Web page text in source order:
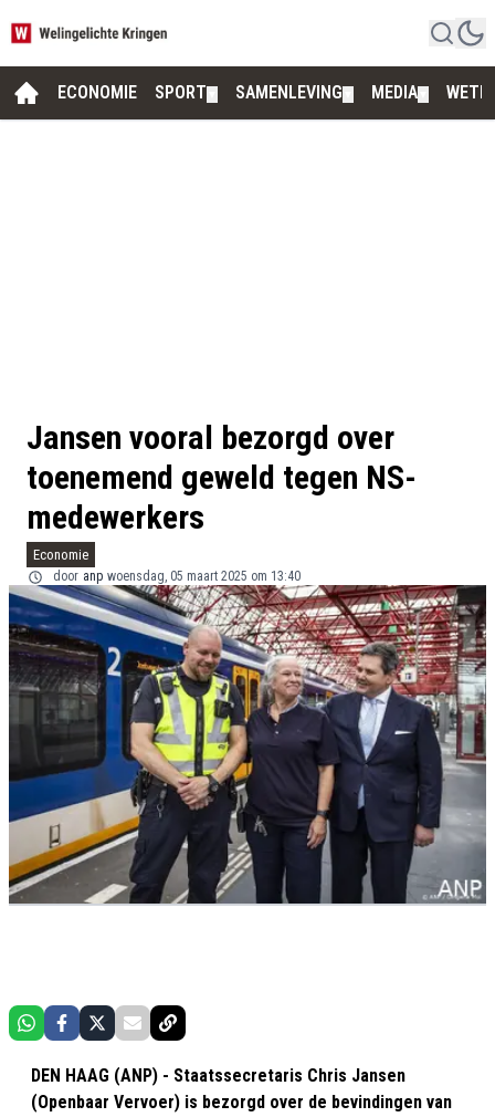
ECONOMIE SPORT SAMENLEVING MEDIA
Jansen vooral bezorgd over
toenemend geweld tegen NS-
medewerkers
Economie
door anp woensdag, 05 maart 2025 om 13:40
DEN HAAG (ANP) - Staatssecretaris Chris Jansen
(Openbaar Vervoer) is bezorgd over de bevindingen van